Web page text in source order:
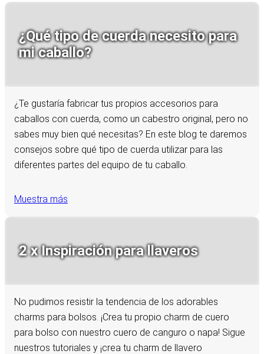
¿Qué tipo de cuerda necesito para
mi caballo?
¿Te gustaría fabricar tus propios accesorios para
caballos con cuerda, como un cabestro original, pero no
sabes muy bien qué necesitas? En este blog te daremos
consejos sobre qué tipo de cuerda utilizar para las
diferentes partes del equipo de tu caballo.
Muestra más
2 x Inspiración para llaveros
No pudimos resistir la tendencia de los adorables
charms para bolsos. ¡Crea tu propio charm de cuero
para bolso con nuestro cuero de canguro o napa! Sigue
nuestros tutoriales y ¡crea tu charm de llavero